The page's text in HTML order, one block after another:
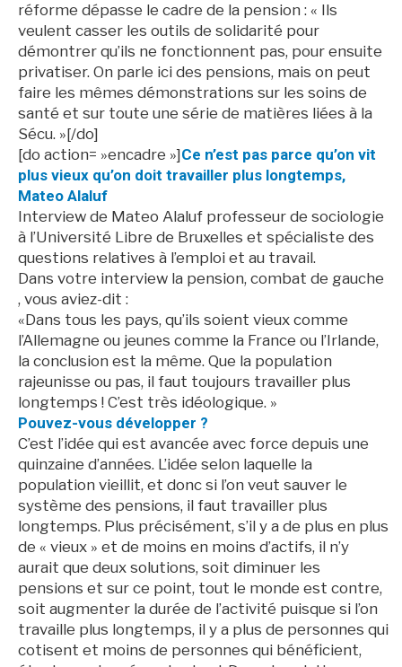
réforme dépasse le cadre de la pension : « Ils
veulent casser les outils de solidarité pour
démontrer qu’ils ne fonctionnent pas, pour ensuite
privatiser. On parle ici des pensions, mais on peut
faire les mêmes démonstrations sur les soins de
santé et sur toute une série de matières liées à la
Sécu. »[/do]
[do action= »encadre »]Ce n’est pas parce qu’on vit
plus vieux qu’on doit travailler plus longtemps,
Mateo Alaluf
Interview de Mateo Alaluf professeur de sociologie
à l’Université Libre de Bruxelles et spécialiste des
questions relatives à l’emploi et au travail.
Dans votre interview la pension, combat de gauche
, vous aviez-dit :
«Dans tous les pays, qu’ils soient vieux comme
l’Allemagne ou jeunes comme la France ou l’Irlande,
la conclusion est la même. Que la population
rajeunisse ou pas, il faut toujours travailler plus
longtemps ! C’est très idéologique. »
Pouvez-vous développer ?
C’est l’idée qui est avancée avec force depuis une
quinzaine d’années. L’idée selon laquelle la
population vieillit, et donc si l’on veut sauver le
système des pensions, il faut travailler plus
longtemps. Plus précisément, s’il y a de plus en plus
de « vieux » et de moins en moins d’actifs, il n’y
aurait que deux solutions, soit diminuer les
pensions et sur ce point, tout le monde est contre,
soit augmenter la durée de l’activité puisque si l’on
travaille plus longtemps, il y a plus de personnes qui
cotisent et moins de personnes qui bénéficient,